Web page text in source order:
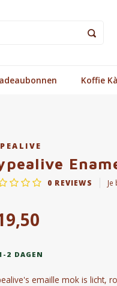
Koffie
0 REVIEWS
2 DAGEN
emaille mok is licht,